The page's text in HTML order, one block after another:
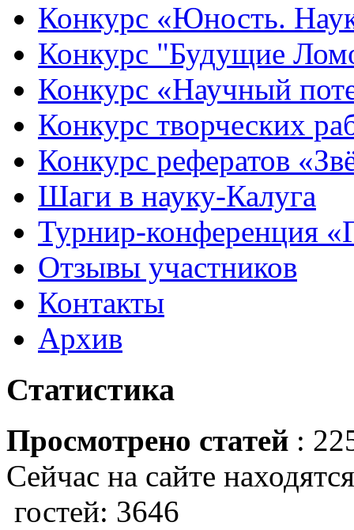
Конкурс «Юность.
Конкурс "Будущие
Конкурс «Научный
Конкурс творческих
Конкурс рефератов
Шаги в науку-Калуга
Турнир-конференция
Отзывы участников
Контакты
Архив
Статистика
Просмотрено статей :
Сейчас на сайте
гостей: 3646